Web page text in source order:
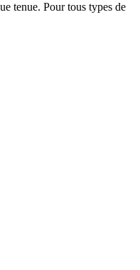
tenue. Pour tous types de